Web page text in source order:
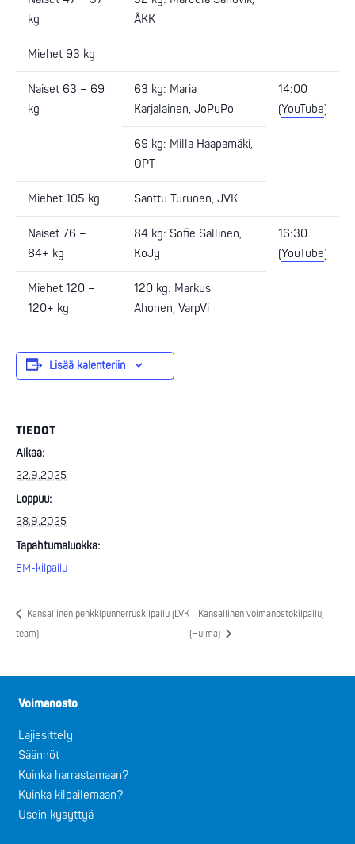
kg
ÅKK
Miehet 93 kg
Naiset 63 – 69
kg
63 kg: Maria
Karjalainen, JoPuPo
14:00
(YouTube)
69 kg: Milla Haapamäki,
OPT
Miehet 105 kg Santtu Turunen, JVK
Naiset 76 –
84+ kg
84 kg: Sofie Sällinen,
KoJy
16:30
(YouTube)
Miehet 120 –
120+ kg
120 kg: Markus
Ahonen, VarpVi
Lisää kalenteriin
TIEDOT
Alkaa:
22.9.2025
Loppuu:
28.9.2025
Tapahtumaluokka:
EM-kilpailu
Kansallinen penkkipunnerruskilpailu (LVK
team)
Kansallinen voimanostokilpailu,
(Huima)
Voimanosto
Lajiesittely
Säännöt
Kuinka harrastamaan?
Kuinka kilpailemaan?
Usein kysyttyä